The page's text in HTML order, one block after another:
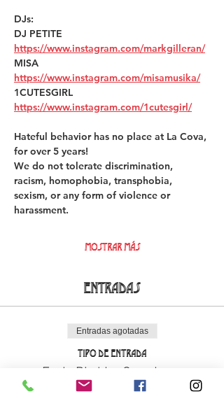
DJs:
DJ PETITE
https://www.instagram.com/markgilleran/
MISA
https://www.instagram.com/misamusika/
1CUTESGIRL
https://www.instagram.com/1cutesgirl/
Hateful behavior has no place at La Cova,
for over 5 years!
We do not tolerate discrimination,
racism, homophobia, transphobia,
sexism, or any form of violence or
harassment.
Mostrar más
Entradas
Entradas agotadas
Tipo de entrada
Early Bird La Cova Loca